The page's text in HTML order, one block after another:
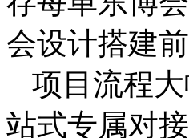
会设计搭建
项目流程
站式专属对